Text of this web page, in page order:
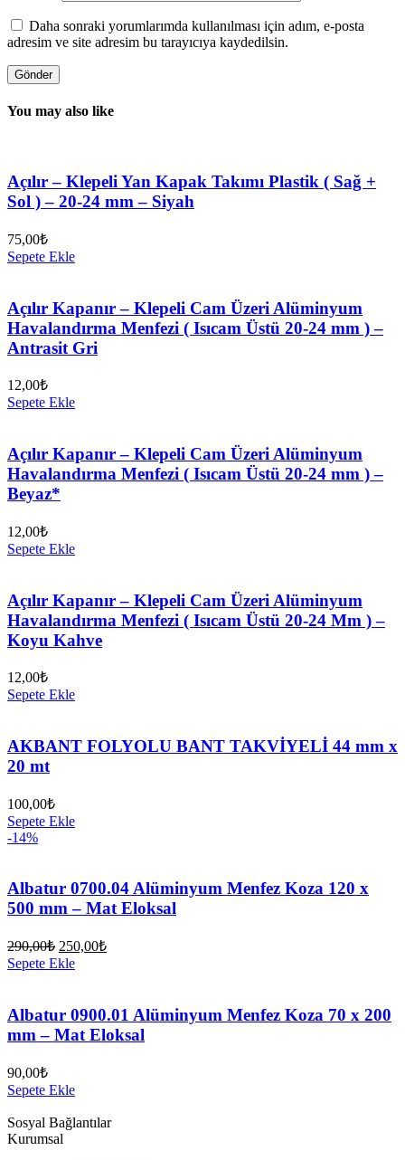
Daha sonraki yorumlarımda kullanılması için adım, e-posta
adresim ve site adresim bu tarayıcıya kaydedilsin.
You may also like
Açılır – Klepeli Yan Kapak Takımı Plastik ( Sağ +
Sol ) – 20-24 mm – Siyah
75,00₺
Sepete Ekle
Açılır Kapanır – Klepeli Cam Üzeri Alüminyum
Havalandırma Menfezi ( Isıcam Üstü 20-24 mm ) –
Antrasit Gri
12,00₺
Sepete Ekle
Açılır Kapanır – Klepeli Cam Üzeri Alüminyum
Havalandırma Menfezi ( Isıcam Üstü 20-24 mm ) –
Beyaz*
12,00₺
Sepete Ekle
Açılır Kapanır – Klepeli Cam Üzeri Alüminyum
Havalandırma Menfezi ( Isıcam Üstü 20-24 Mm ) –
Koyu Kahve
12,00₺
Sepete Ekle
AKBANT FOLYOLU BANT TAKVİYELİ 44 mm x
20 mt
100,00₺
Sepete Ekle
-14%
Albatur 0700.04 Alüminyum Menfez Koza 120 x
500 mm – Mat Eloksal
290,00₺ Orijinal
fiyat:
250,00₺Şu
Sepete Ekle
Albatur 0900.01 Alüminyum Menfez Koza 70 x 200
mm – Mat Eloksal
90,00₺
Sepete Ekle
Sosyal Bağlantılar
Kurumsal